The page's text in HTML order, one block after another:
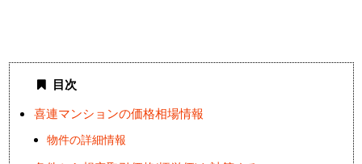
目次
喜連マンションの価格相場情報
物件の詳細情報